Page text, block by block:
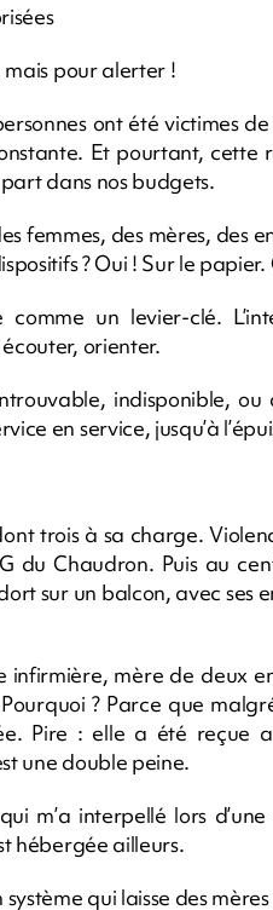
mais pour alerter !
ont été victimes
Et pourtant,
dans nos budgets.
femmes, des mères, des
? Oui ! Sur le papier.
comme un levier-clé.
orienter.
indisponible,
en service, jusqu’à
trois à sa charge.
du Chaudron. Puis au
sur un balcon, avec ses
infirmière, mère de deux
? Parce que
Pire : elle a été reçue
une double peine.
m’a interpellé lors
hébergée ailleurs.
qui laisse des